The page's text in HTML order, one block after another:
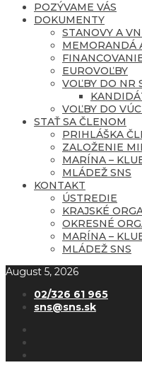
POZÝVAME VÁS
DOKUMENTY
STANOVY A
MEMORANDÁ
EUROVOĽBY
VOĽBY DO NR
VOĽBY DO
STAŤ SA ČLENOM
PRIHLÁŠKA
ZALOŽENIE
MARÍNA –
MLÁDEŽ SNS
KONTAKT
ÚSTREDIE
KRAJSKÉ
OKRESNÉ
MARÍNA –
MLÁDEŽ SNS
August 5, 2026
02/326 61 965
sns@sns.sk